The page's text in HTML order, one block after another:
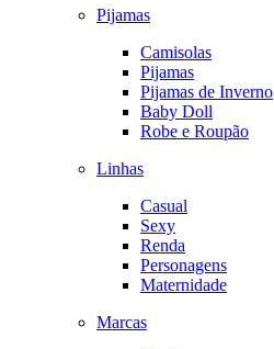
Pijamas
Camisolas
Pijamas
Pijamas de Inverno
Baby Doll
Robe e Roupão
Linhas
Casual
Sexy
Renda
Personagens
Maternidade
Marcas